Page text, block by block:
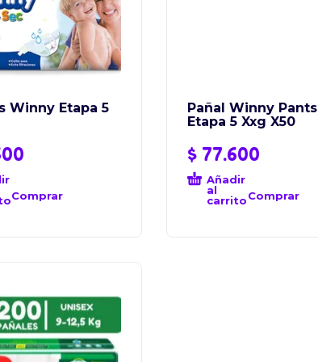
Winny Etapa 5
Comprar
Pañal Winny Pants
Etapa 5 Xxg X50
$ 77.600
Añadir
al
carritoComprar